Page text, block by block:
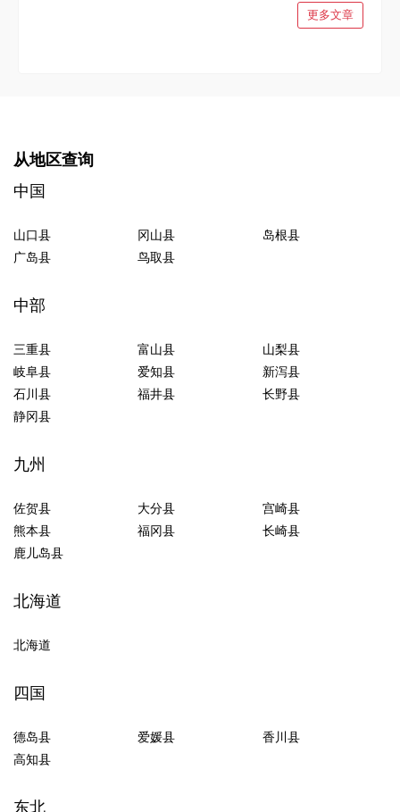
更多文章
从地区查询
中国
山口县 冈山县
岛根县
广岛县
鸟取县
中部
三重县 富山县
山梨县
岐阜县
爱知县
新泻县
石川县
福井县
长野县
静冈县
九州
佐贺县 大分县
宫崎县
熊本县
福冈县
长崎县
鹿儿岛县
北海道
北海道
四国
德岛县 爱媛县
香川县
高知县
东北